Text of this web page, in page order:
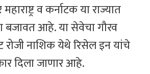
व कर्नाटक या राज्यात
बजावत आहे. या सेवेचा गौरव
नाशिक येथे रिसेल इन यांचे
दिला जाणार आहे.